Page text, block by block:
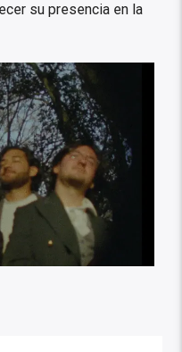
su presencia en la